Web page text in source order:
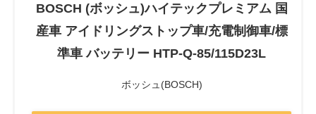
BOSCH (ボッシュ)ハイテックプレミアム 国
産車 アイドリングストップ車/充電制御車/標
準車 バッテリー HTP-Q-85/115D23L
ボッシュ(BOSCH)